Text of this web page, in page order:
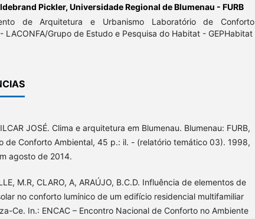
Pickler, Universidade Regional de Blumenau - FURB
de Arquitetura e Urbanismo Laboratório de Conforto
LACONFA/Grupo de Estudo e Pesquisa do Habitat - GEPHabitat
JOSÉ. Clima e arquitetura em Blumenau. Blumenau: FURB,
de Conforto Ambiental, 45 p.: il. - (relatório temático 03). 1998,
agosto de 2014.
M.R, CLARO, A, ARAÚJO, B.C.D. Influência de elementos de
no conforto lumínico de um edifício residencial multifamiliar
Ce. In.: ENCAC – Encontro Nacional de Conforto no Ambiente